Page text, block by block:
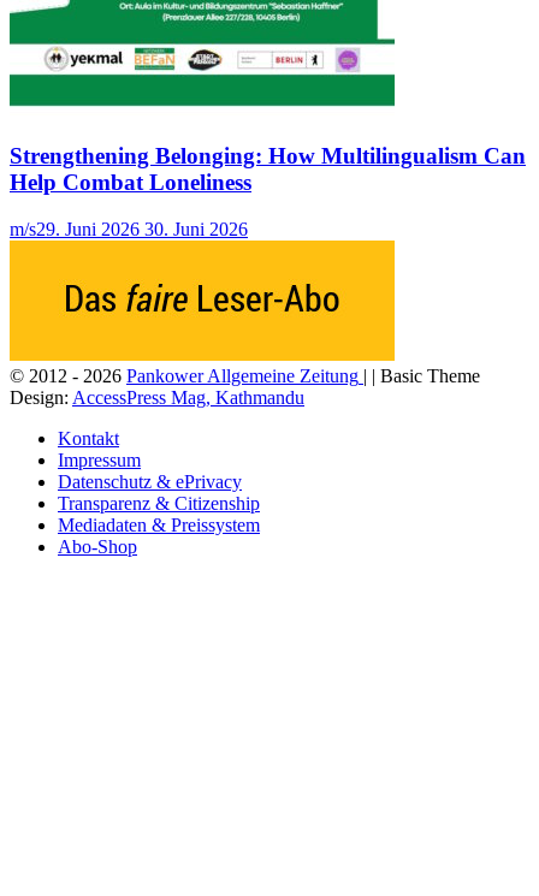
Strengthening Belonging: How Multilingualism Can
Help Combat Loneliness
m/s29. Juni 2026 30. Juni 2026
© 2012 - 2026 Pankower Allgemeine Zeitung | | Basic Theme
Design: AccessPress Mag, Kathmandu
Kontakt
Impressum
Datenschutz & ePrivacy
Transparenz & Citizenship
Mediadaten & Preissystem
Abo-Shop